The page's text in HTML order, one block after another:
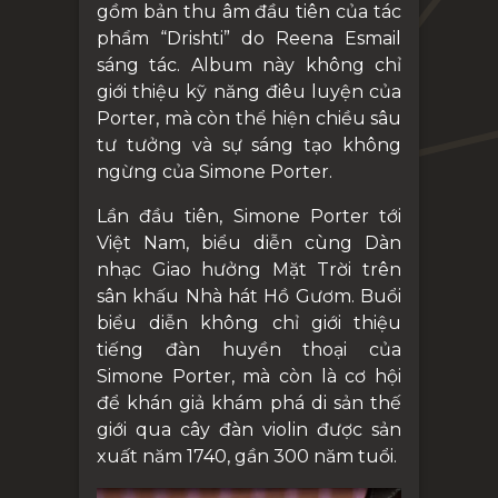
gồm bản thu âm đầu tiên của tác
phẩm “Drishti” do Reena Esmail
sáng tác. Album này không chỉ
giới thiệu kỹ năng điêu luyện của
Porter, mà còn thể hiện chiều sâu
tư tưởng và sự sáng tạo không
ngừng của Simone Porter.
Lần đầu tiên, Simone Porter tới
Việt Nam, biểu diễn cùng Dàn
nhạc Giao hưởng Mặt Trời trên
sân khấu Nhà hát Hồ Gươm. Buổi
biểu diễn không chỉ giới thiệu
tiếng đàn huyền thoại của
Simone Porter, mà còn là cơ hội
để khán giả khám phá di sản thế
giới qua cây đàn violin được sản
xuất năm 1740, gần 300 năm tuổi.